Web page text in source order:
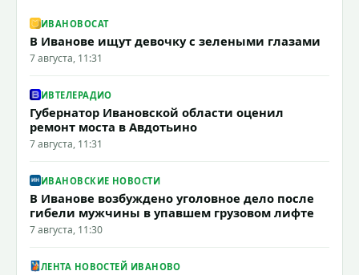
ИВАНОВОCAT
В Иванове ищут девочку с зелеными глазами
7 августа, 11:31
ИВТЕЛЕРАДИО
Губернатор Ивановской области оценил
ремонт моста в Авдотьино
7 августа, 11:31
ИВАНОВСКИЕ НОВОСТИ
В Иванове возбуждено уголовное дело после
гибели мужчины в упавшем грузовом лифте
7 августа, 11:30
ЛЕНТА НОВОСТЕЙ ИВАНОВО